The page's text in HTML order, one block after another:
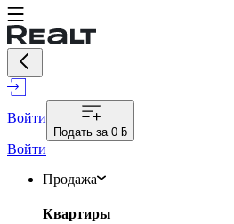
Войти
Подать за 0 ƃ
Войти
Продажа
Квартиры